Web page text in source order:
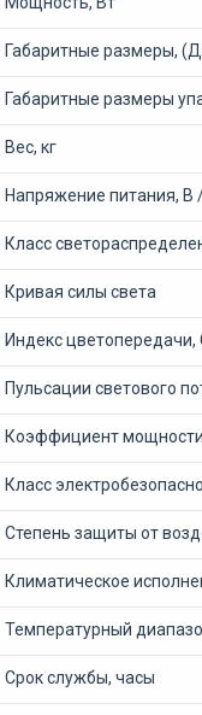
Габаритные размеры,
Габаритные размеры
Вес, кг
Напряжение питания, В
Класс
Кривая силы света
Индекс цветопередачи,
Пульсации светового
Коэффициент мощности
Класс
Степень защиты от
Климатическое
Температурный
Срок службы, часы